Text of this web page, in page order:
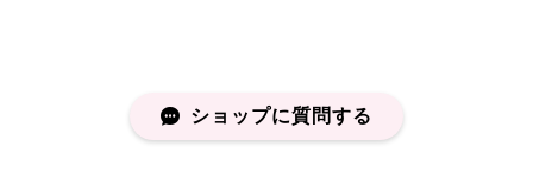
ショップに質問する